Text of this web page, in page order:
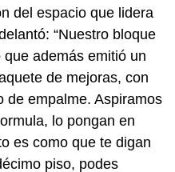
del espacio que lidera
“Nuestro bloque
además emitió un
de mejoras, con
de empalme. Aspiramos
lo pongan en
es como que te digan
piso, podes